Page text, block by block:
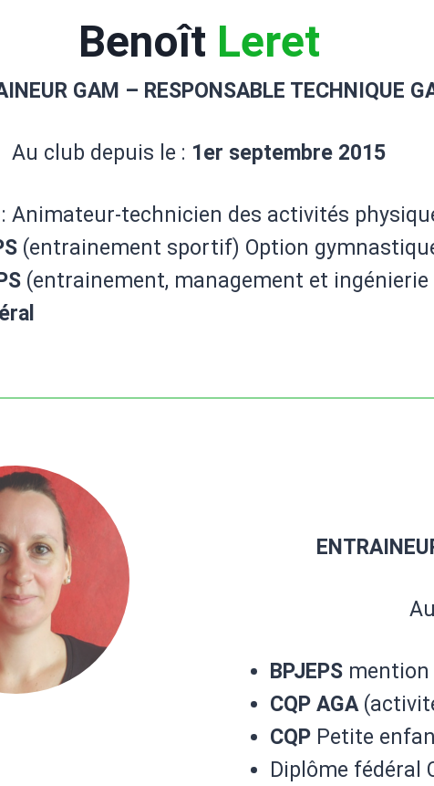
Benoît Leret
GAM – RESPONSABLE TECHNIQUE
Au club depuis le : 1er septembre 2015
: Animateur-technicien des activités
(entrainement sportif) Option
(entrainement, management et
BPJEPS
CQP AGA
CQP Petite
Diplôme fédéral